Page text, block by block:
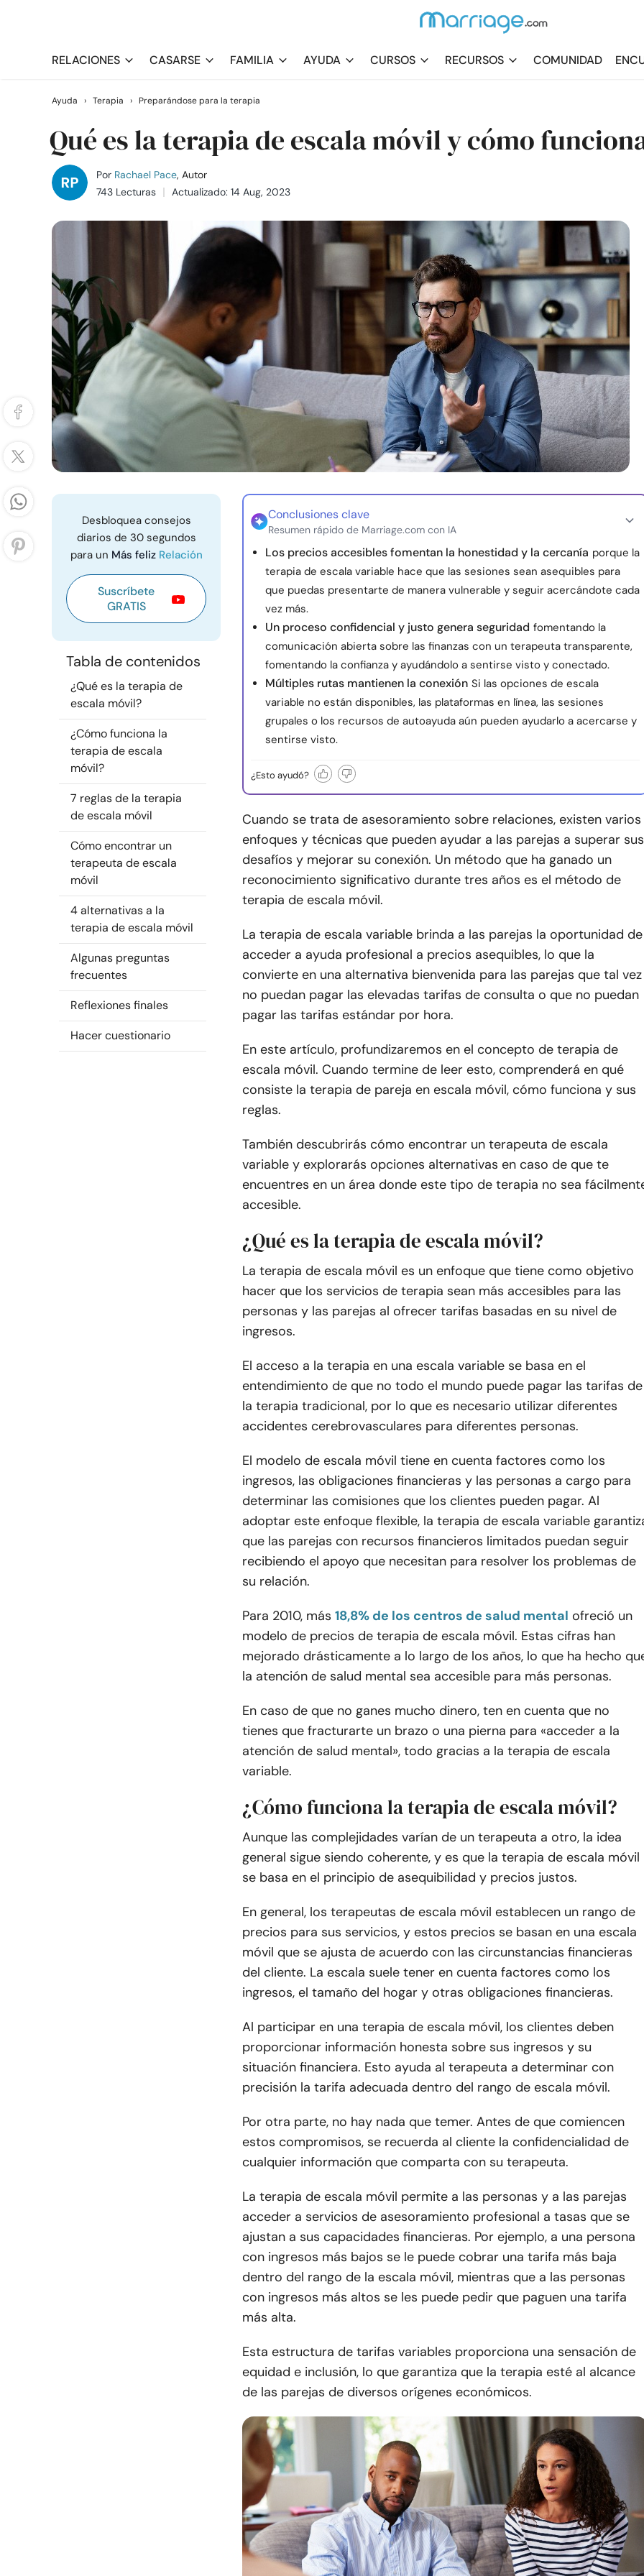
RELACIONES CASARSE FAMILIA AYUDA CURSOS RECURSOS COMUNIDAD
Ayuda › Terapia › Preparándose para la terapia
Qué es la terapia de escala móvil y cómo
Por Rachael Pace, Autor
743 Lecturas
Actualizado: 14 Aug, 2023
Desbloquea consejos
diarios de 30 segundos
para un Más feliz Relación
Suscríbete
GRATIS
Tabla de contenidos
¿Qué es la terapia de
escala móvil?
¿Cómo funciona la
terapia de escala
móvil?
7 reglas de la terapia
de escala móvil
Cómo encontrar un
terapeuta de escala
móvil
4 alternativas a la
terapia de escala móvil
Algunas preguntas
frecuentes
Reflexiones finales
Hacer cuestionario
Conclusiones clave
Resumen rápido de Marriage.com con IA
Los precios accesibles fomentan la honestidad y la cercanía porque la
terapia de escala variable hace que las sesiones sean asequibles para
que puedas presentarte de manera vulnerable y seguir acercándote cada
vez más.
Un proceso confidencial y justo genera seguridad fomentando la
comunicación abierta sobre las finanzas con un terapeuta transparente,
fomentando la confianza y ayudándolo a sentirse visto y conectado.
Múltiples rutas mantienen la conexión Si las opciones de escala
variable no están disponibles, las plataformas en línea, las sesiones
grupales o los recursos de autoayuda aún pueden ayudarlo a acercarse y
sentirse visto.
¿Esto ayudó?
Cuando se trata de asesoramiento sobre relaciones, existen varios
enfoques y técnicas que pueden ayudar a las parejas a superar sus
desafíos y mejorar su conexión. Un método que ha ganado un
reconocimiento significativo durante tres años es el método de
terapia de escala móvil.
La terapia de escala variable brinda a las parejas la oportunidad de
acceder a ayuda profesional a precios asequibles, lo que la
convierte en una alternativa bienvenida para las parejas que tal vez
no puedan pagar las elevadas tarifas de consulta o que no puedan
pagar las tarifas estándar por hora.
En este artículo, profundizaremos en el concepto de terapia de
escala móvil. Cuando termine de leer esto, comprenderá en qué
consiste la terapia de pareja en escala móvil, cómo funciona y sus
reglas.
También descubrirás cómo encontrar un terapeuta de escala
variable y explorarás opciones alternativas en caso de que te
encuentres en un área donde este tipo de terapia no sea
accesible.
¿Qué es la terapia de escala móvil?
La terapia de escala móvil es un enfoque que tiene como objetivo
hacer que los servicios de terapia sean más accesibles para las
personas y las parejas al ofrecer tarifas basadas en su nivel de
ingresos.
El acceso a la terapia en una escala variable se basa en el
entendimiento de que no todo el mundo puede pagar las tarifas de
la terapia tradicional, por lo que es necesario utilizar diferentes
accidentes cerebrovasculares para diferentes personas.
El modelo de escala móvil tiene en cuenta factores como los
ingresos, las obligaciones financieras y las personas a cargo para
determinar las comisiones que los clientes pueden pagar. Al
adoptar este enfoque flexible, la terapia de escala variable
que las parejas con recursos financieros limitados puedan seguir
recibiendo el apoyo que necesitan para resolver los problemas de
su relación.
Para 2010, más 18,8% de los centros de salud mental ofreció un
modelo de precios de terapia de escala móvil. Estas cifras han
mejorado drásticamente a lo largo de los años, lo que ha hecho
la atención de salud mental sea accesible para más personas.
En caso de que no ganes mucho dinero, ten en cuenta que no
tienes que fracturarte un brazo o una pierna para «acceder a la
atención de salud mental», todo gracias a la terapia de escala
variable.
¿Cómo funciona la terapia de escala móvil?
Aunque las complejidades varían de un terapeuta a otro, la idea
general sigue siendo coherente, y es que la terapia de escala móvil
se basa en el principio de asequibilidad y precios justos.
En general, los terapeutas de escala móvil establecen un rango de
precios para sus servicios, y estos precios se basan en una escala
móvil que se ajusta de acuerdo con las circunstancias financieras
del cliente. La escala suele tener en cuenta factores como los
ingresos, el tamaño del hogar y otras obligaciones financieras.
Al participar en una terapia de escala móvil, los clientes deben
proporcionar información honesta sobre sus ingresos y su
situación financiera. Esto ayuda al terapeuta a determinar con
precisión la tarifa adecuada dentro del rango de escala móvil.
Por otra parte, no hay nada que temer. Antes de que comiencen
estos compromisos, se recuerda al cliente la confidencialidad de
cualquier información que comparta con su terapeuta.
La terapia de escala móvil permite a las personas y a las parejas
acceder a servicios de asesoramiento profesional a tasas que se
ajustan a sus capacidades financieras. Por ejemplo, a una persona
con ingresos más bajos se le puede cobrar una tarifa más baja
dentro del rango de la escala móvil, mientras que a las personas
con ingresos más altos se les puede pedir que paguen una tarifa
más alta.
Esta estructura de tarifas variables proporciona una sensación de
equidad e inclusión, lo que garantiza que la terapia esté al alcance
de las parejas de diversos orígenes económicos.